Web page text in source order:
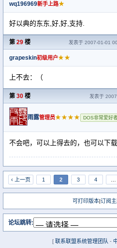
wq196969新手上路★
好以典的东东,好,好,支持.
第 29 楼 发表于 2007-01-01
grapeskin初级用户★★
上不去：（
第 30 楼 发表于
雨露管理员★★★★ DOS非常爱好
不会吧，可以上得去的，也可以下载
‹ 上一页 1 2 3 4
可打印版本|订阅
论坛跳转:
[ 联系联盟系统管理团队 -